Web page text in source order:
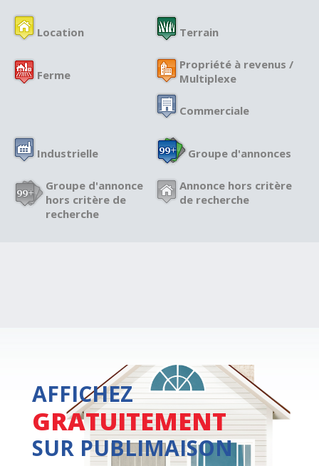
Location Terrain
Ferme
Propriété à revenus /
Multiplexe
Commerciale
Industrielle Groupe d'annonces
Groupe d'annonce
hors critère de
recherche
Annonce hors critère
de recherche
AFFICHEZ
GRATUITEMENT
SUR PUBLIMAISON